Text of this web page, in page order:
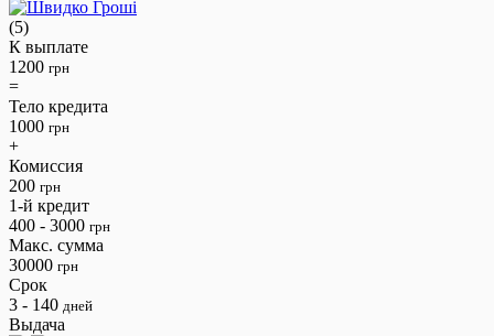
(5)
К выплате
1200 грн
=
Тело кредита
1000 грн
+
Комиссия
200 грн
1-й кредит
400 - 3000 грн
Макс. сумма
30000 грн
Срок
3 - 140 дней
Выдача